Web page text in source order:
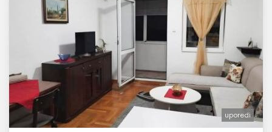
uporedi